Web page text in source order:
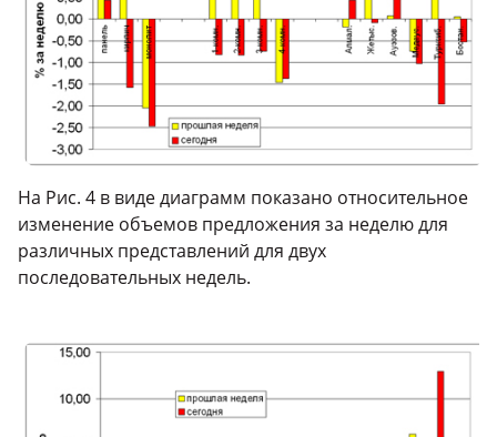
На Рис. 4 в виде диаграмм показано относительное
изменение объемов предложения за неделю для
различных представлений для двух
последовательных недель.